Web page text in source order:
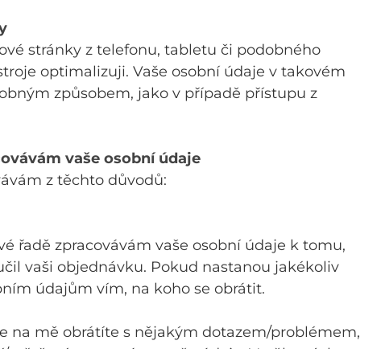
stránky z telefonu, tabletu či podobného
optimalizuji. Vaše osobní údaje v takovém
způsobem, jako v případě přístupu z
vaše osobní údaje
z těchto důvodů:
řadě zpracovávám vaše osobní údaje k tomu,
vaši objednávku. Pokud nastanou jakékoliv
údajům vím, na koho se obrátit.
na mě obrátíte s nějakým dotazem/problémem,